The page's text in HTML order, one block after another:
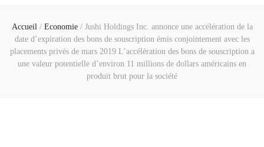
Accueil / Economie / Jushi Holdings Inc. annonce une accélération de la
date d’expiration des bons de souscription émis conjointement avec les
placements privés de mars 2019 L’accélération des bons de souscription a
une valeur potentielle d’environ 11 millions de dollars américains en
produit brut pour la société